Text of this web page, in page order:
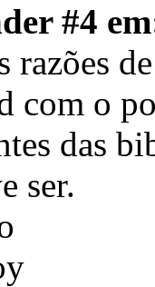
#4
razões
com o
das
ser.